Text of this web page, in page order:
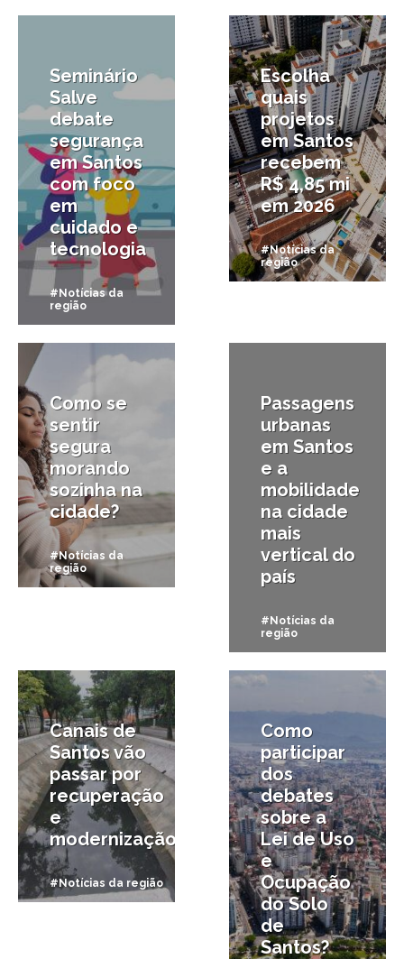
Seminário
Salve
debate
segurança
em Santos
com foco
em
cuidado e
tecnologia
#Notícias da
região
Escolha
quais
projetos
em Santos
recebem
R$ 4,85 mi
em 2026
#Notícias da
região
16/07/2025
Como se
sentir
segura
morando
sozinha na
cidade?
#Notícias da
região
Passagens
urbanas
em Santos
e a
mobilidade
na cidade
mais
vertical do
país
#Notícias da
região
Canais de
Santos vão
passar por
recuperação
e
modernização
#Notícias da região
29/04/2025
Como
participar
dos
debates
sobre a
Lei de Uso
e
Ocupação
do Solo
de
Santos?